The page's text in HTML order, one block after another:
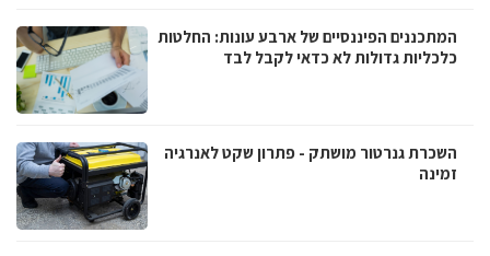
המתכננים הפיננסיים של ארבע עונות: החלטות
כלכליות גדולות לא כדאי לקבל לבד
השכרת גנרטור מושתק - פתרון שקט לאנרגיה
זמינה